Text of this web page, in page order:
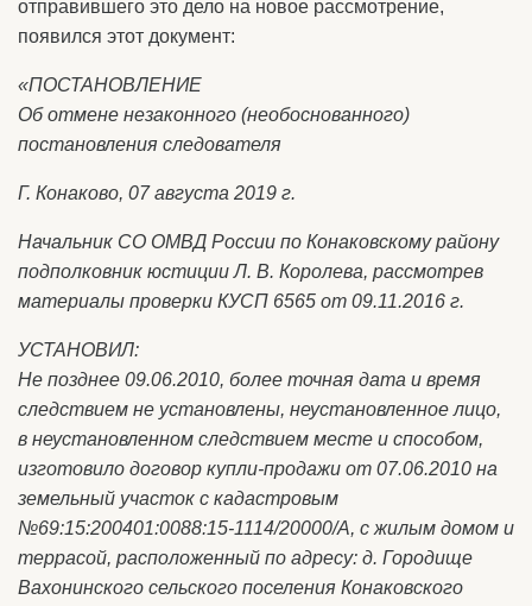
отправившего это дело на новое рассмотрение,
появился этот документ:
«ПОСТАНОВЛЕНИЕ
Об отмене незаконного (необоснованного)
постановления следователя
Г. Конаково, 07 августа 2019 г.
Начальник СО ОМВД России по Конаковскому району
подполковник юстиции Л. В. Королева, рассмотрев
материалы проверки КУСП 6565 от 09.11.2016 г.
УСТАНОВИЛ:
Не позднее 09.06.2010, более точная дата и время
следствием не установлены, неустановленное лицо,
в неустановленном следствием месте и способом,
изготовило договор купли-продажи от 07.06.2010 на
земельный участок с кадастровым
№69:15:200401:0088:15-1114/20000/А, с жилым домом и
террасой, расположенный по адресу: д. Городище
Вахонинского сельского поселения Конаковского